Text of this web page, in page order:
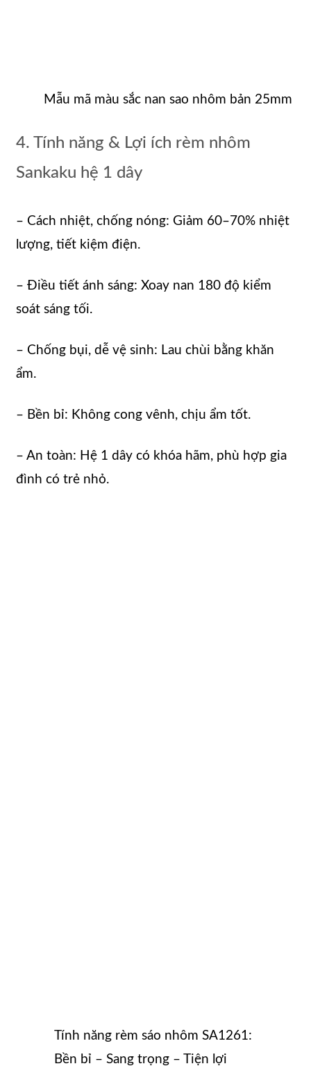
Mẫu mã màu sắc nan sao nhôm bản 25mm
4. Tính năng & Lợi ích rèm nhôm
Sankaku hệ 1 dây
– Cách nhiệt, chống nóng: Giảm 60–70% nhiệt
lượng, tiết kiệm điện.
– Điều tiết ánh sáng: Xoay nan 180 độ kiểm
soát sáng tối.
– Chống bụi, dễ vệ sinh: Lau chùi bằng khăn
ẩm.
– Bền bỉ: Không cong vênh, chịu ẩm tốt.
– An toàn: Hệ 1 dây có khóa hãm, phù hợp gia
đình có trẻ nhỏ.
Tính năng rèm sáo nhôm SA1261:
Bền bỉ – Sang trọng – Tiện lợi